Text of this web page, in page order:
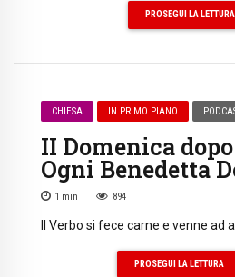
PROSEGUI LA LETTURA
CHIESA IN PRIMO PIANO
II Domenica
Ogni Benedetta
1 min 894
Il Verbo si fece carne e venne ad
PROSEGUI LA LETTURA